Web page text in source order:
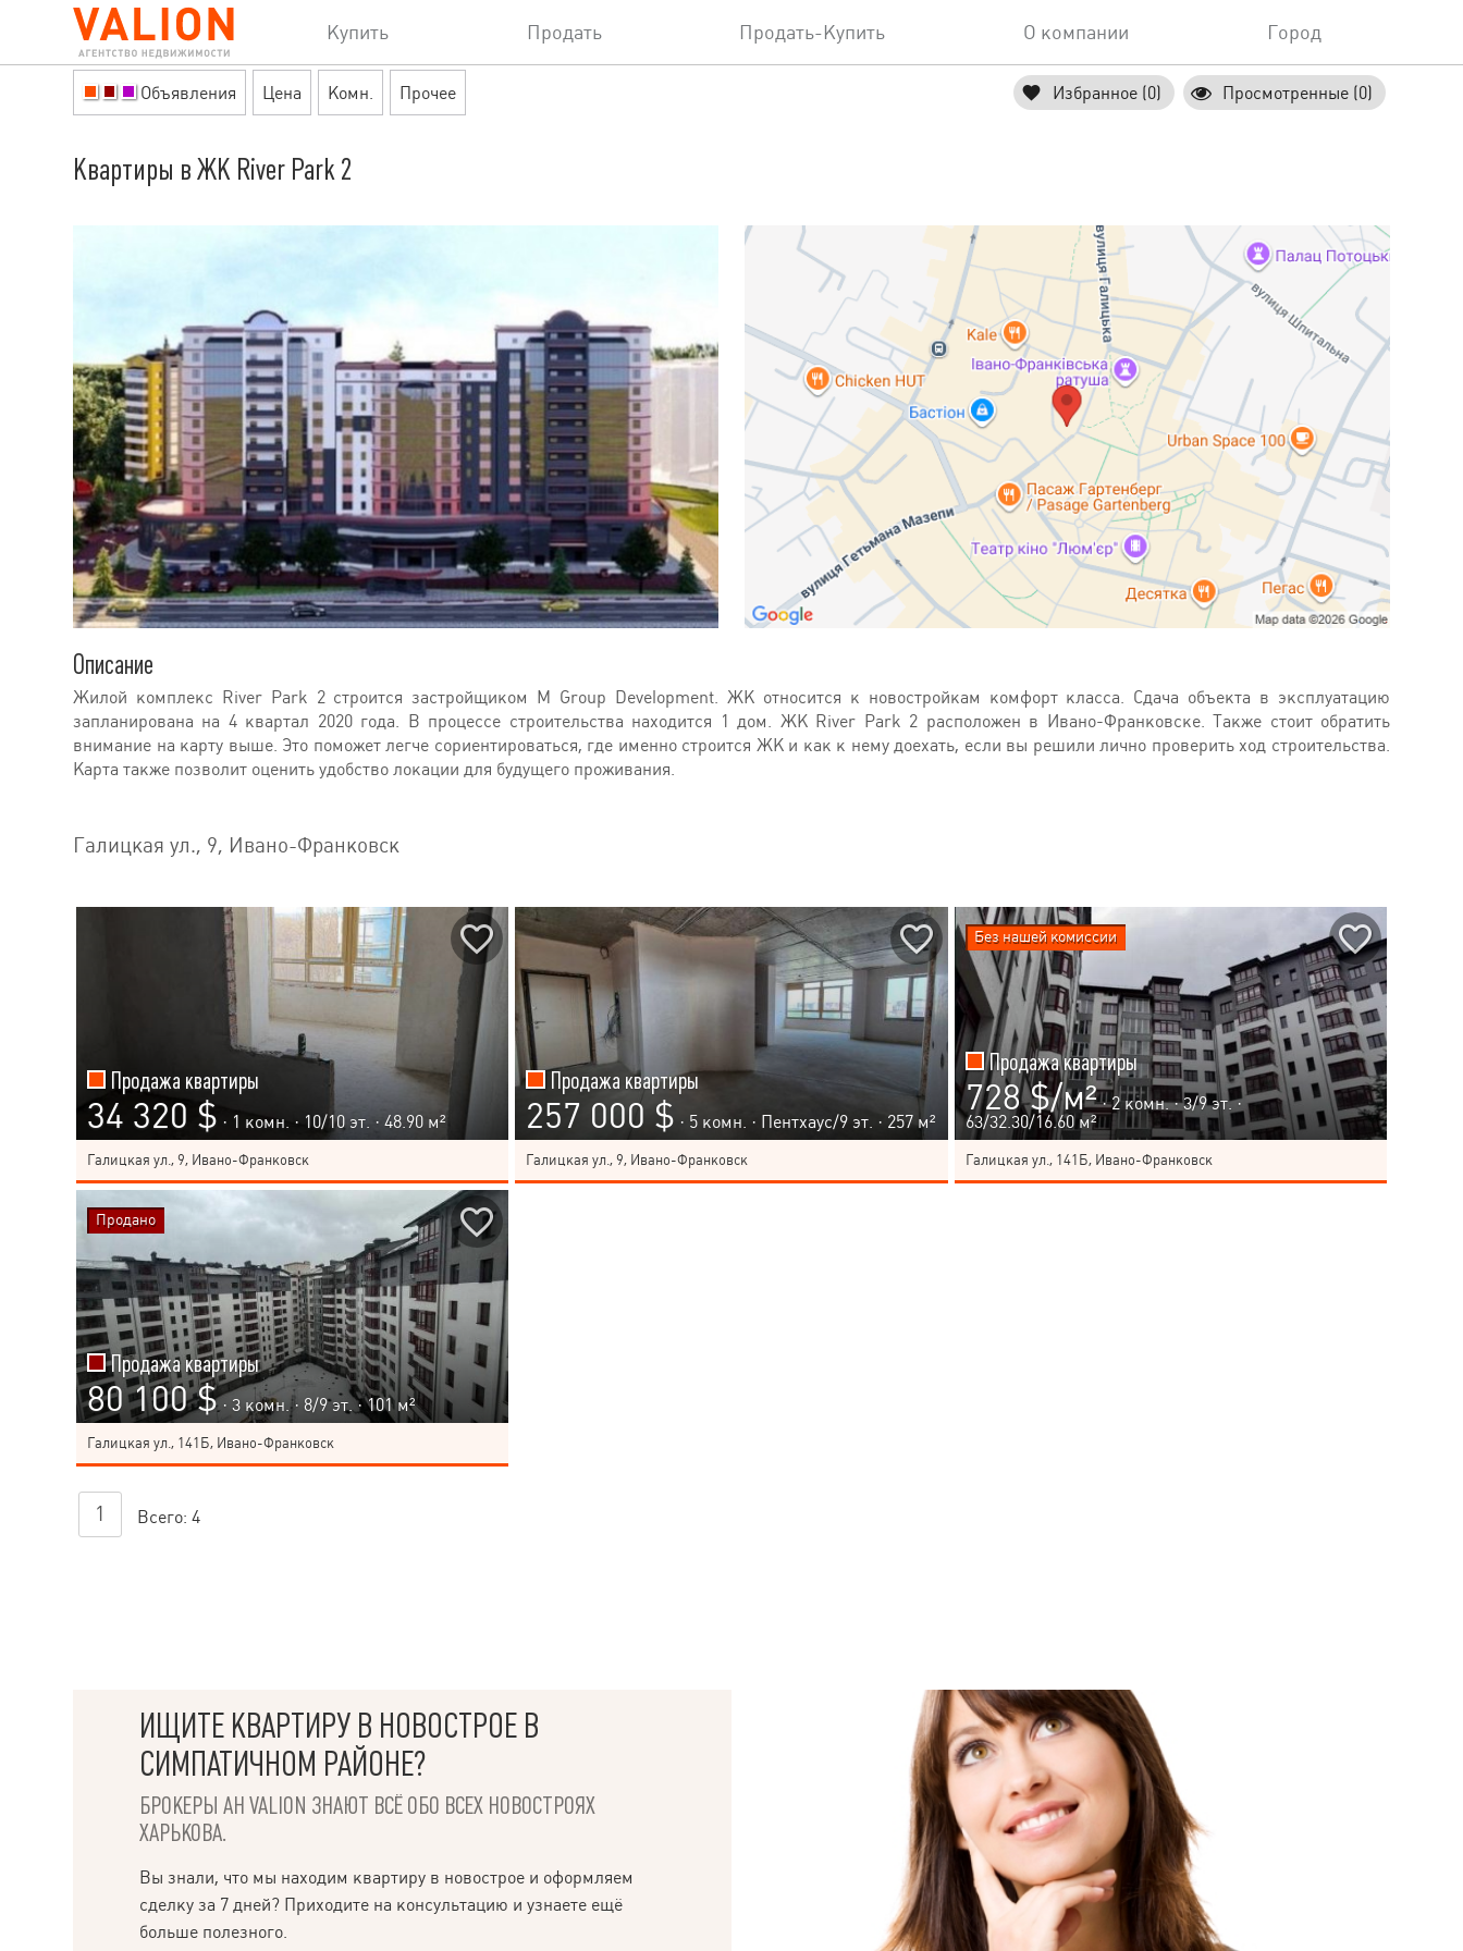
Купить Продать Продать-Купить О компании Город
Объявления Цена Комн. Прочее Избранное (0) Просмотренные (0)
Квартиры в ЖК River Park 2
Описание
Жилой комплекс River Park 2 строится застройщиком M Group Development. ЖК относится к новостройкам комфорт класса. Сдача объекта в эксплуатацию
запланирована на 4 квартал 2020 года. В процессе строительства находится 1 дом. ЖК River Park 2 расположен в Ивано-Франковске. Также стоит обратить
внимание на карту выше. Это поможет легче сориентироваться, где именно строится ЖК и как к нему доехать, если вы решили лично проверить ход строительства.
Карта также позволит оценить удобство локации для будущего проживания.
Галицкая ул., 9, Ивано-Франковск
Продажа квартиры
34 320 $ · 1 комн. · 10/10 эт. · 48.90 м²
Галицкая ул., 9, Ивано-Франковск
Продажа квартиры
257 000 $ · 5 комн. · Пентхаус/9 эт. · 257 м²
Галицкая ул., 9, Ивано-Франковск
Продажа квартиры
728 $/м² · 2 комн. ·3/9эт. ·
63/32.30/16.60 м²
Галицкая ул., 141Б, Ивано-Франковск
Без нашей комиссии
Продажа квартиры
80 100 $ · 3 комн. · 8/9эт. · 101 м²
Галицкая ул., 141Б, Ивано-Франковск
Продано
1 Всего: 4
ИЩИТЕ КВАРТИРУ В НОВОСТРОЕ В
СИМПАТИЧНОМ РАЙОНЕ?
БРОКЕРЫ АН VALION ЗНАЮТ ВСЁ ОБО ВСЕХ НОВОСТРОЯХ
ХАРЬКОВА.
Вы знали, что мы находим квартиру в новострое и оформляем
сделку за 7 дней? Приходите на консультацию и узнаете ещё
больше полезного.